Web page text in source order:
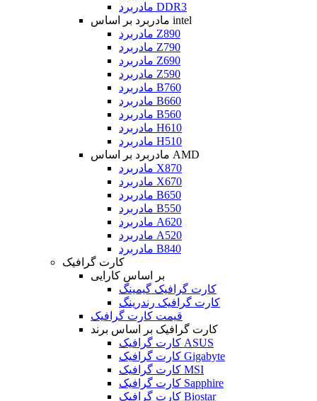
مادربرد DDR3
مادربرد بر اساس intel
مادربرد Z890
مادربرد Z790
مادربرد Z690
مادربرد Z590
مادربرد B760
مادربرد B660
مادربرد B560
مادربرد H610
مادربرد H510
مادربرد بر اساس AMD
مادربرد X870
مادربرد X670
مادربرد B650
مادربرد B550
مادربرد A620
مادربرد A520
مادربرد B840
کارت گرافیک
بر اساس کارایی
کارت گرافیک گیمینگ
کارت گرافیک رندرینگ
قیمت کارت گرافیک
کارت گرافیک بر اساس برند
کارت گرافیک ASUS
کارت گرافیک Gigabyte
کارت گرافیک MSI
کارت گرافیک Sapphire
کارت گرافیک Biostar